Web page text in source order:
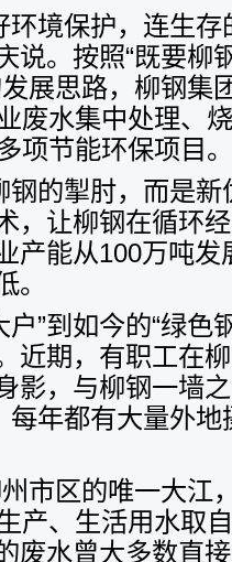
环境保护，连生存
说。按照“既要柳
展思路，柳钢集
废水集中处理、
项节能环保项目。
钢的掣肘，而是新
，让柳钢在循环
产能从100万吨发
。
户”到如今的“绿色
近期，有职工在
影，与柳钢一墙
每年都有大量外
市区的唯一大江
产、生活用水取
废水曾大多数直